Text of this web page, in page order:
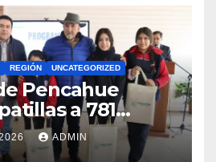
REGIÓN UNCATEGORIZED
Pencahue
a 781
con recursos del
ADMIN